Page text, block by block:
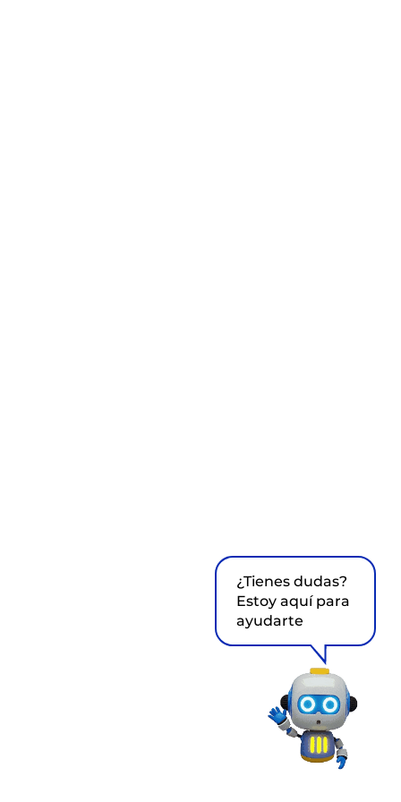
¿Tienes dudas?
Estoy aquí para
ayudarte